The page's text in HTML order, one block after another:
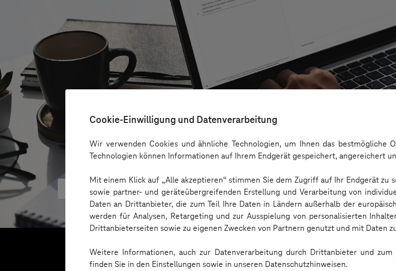
Cookie-Einwilligung und Datenverarbeitung
Wir verwenden Cookies und ähnliche Technologien, um Ihnen das bestmögliche
Technologien können Informationen auf Ihrem Endgerät gespeichert, angereichert
Mit einem Klick auf „Alle akzeptieren“ stimmen Sie dem Zugriff auf Ihr Endgerät zu
sowie partner- und geräteübergreifenden Erstellung und Verarbeitung von
Daten an Drittanbieter, die zum Teil Ihre Daten in Ländern außerhalb der
werden für Analysen, Retargeting und zur Ausspielung von personalisierten
Drittanbieterseiten sowie zu eigenen Zwecken von Partnern genutzt und mit Daten
Weitere Informationen, auch zur Datenverarbeitung durch Drittanbieter und
finden Sie in den Einstellungen sowie in unseren Datenschutzhinweisen.
Microsoft KI-Agenten: Wie Unternehmen über Copilot hinaus